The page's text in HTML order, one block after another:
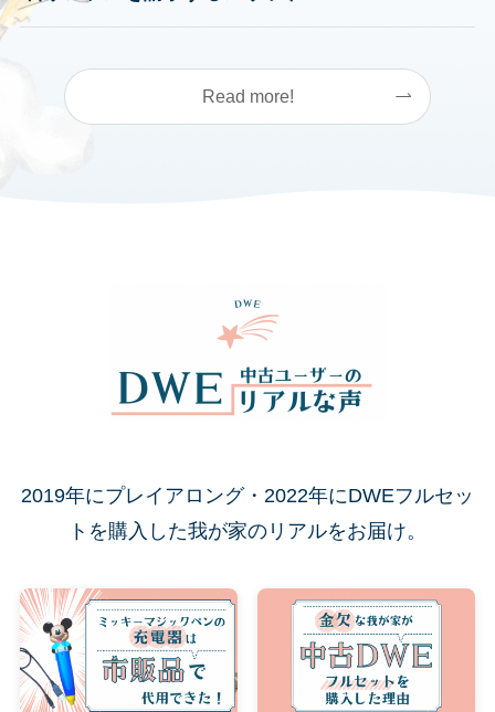
Read more!
2019年にプレイアロング・2022年にDWEフルセッ
トを購入した我が家のリアルをお届け。